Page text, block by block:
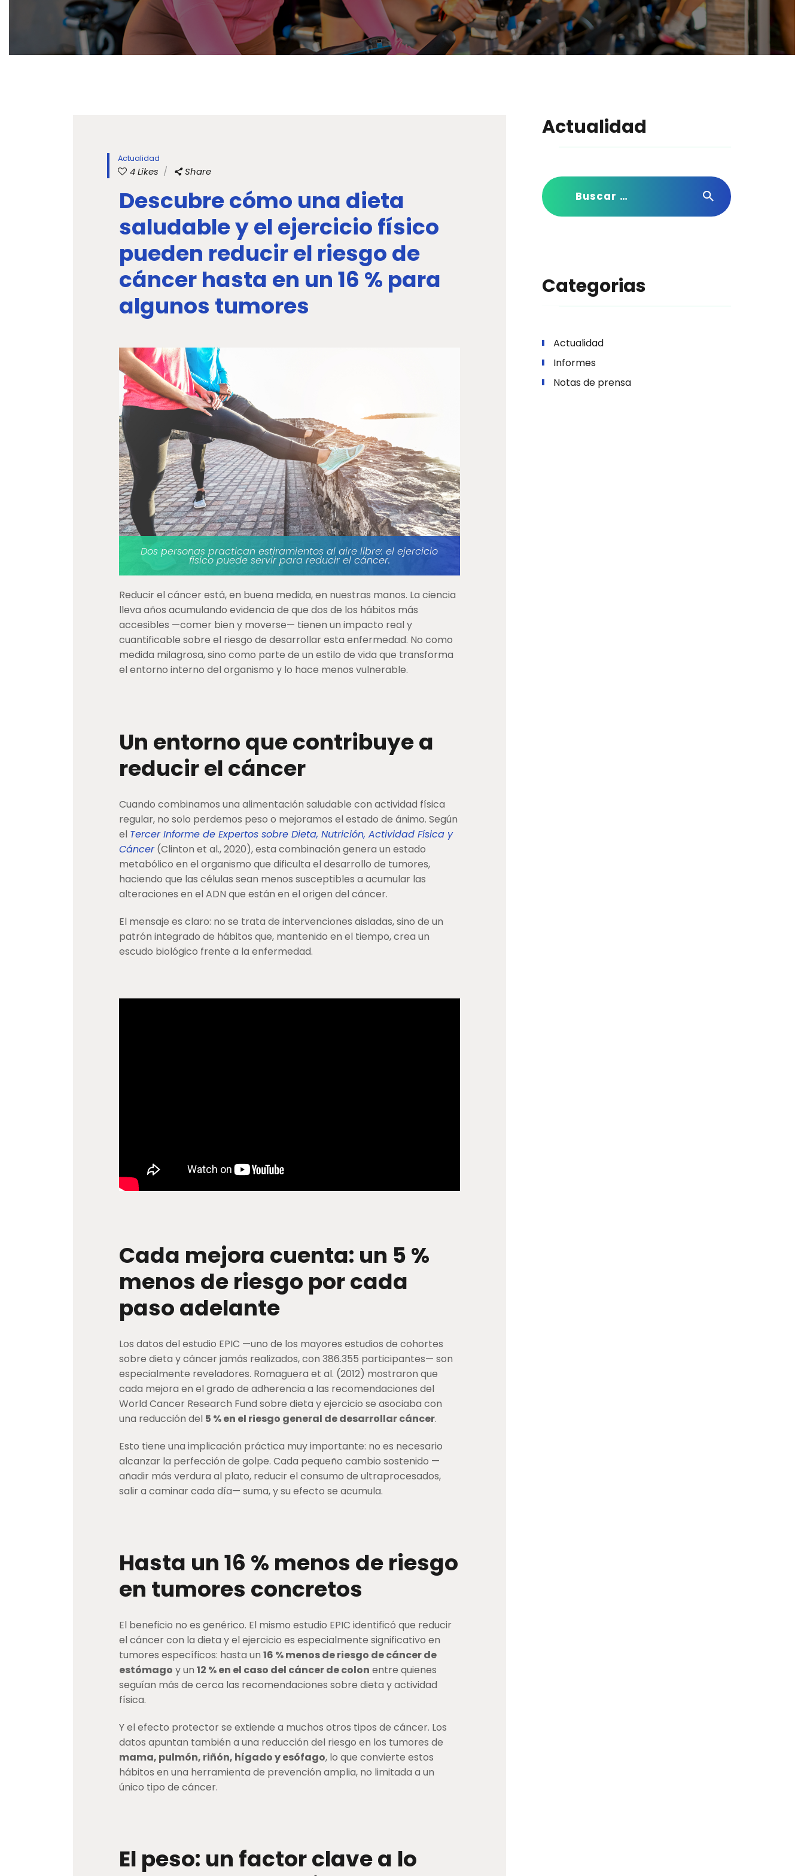
Actualidad
4 Likes Share
Descubre cómo una dieta
saludable y el ejercicio físico
pueden reducir el riesgo de
cáncer hasta en un 16 % para
algunos tumores
Dos personas practican estiramientos al aire libre: el ejercicio
físico puede servir para reducir el cáncer.
Reducir el cáncer está, en buena medida, en nuestras manos. La ciencia
lleva años acumulando evidencia de que dos de los hábitos más
accesibles —comer bien y moverse— tienen un impacto real y
cuantificable sobre el riesgo de desarrollar esta enfermedad. No como
medida milagrosa, sino como parte de un estilo de vida que transforma
el entorno interno del organismo y lo hace menos vulnerable.
Un entorno que contribuye a
reducir el cáncer
Cuando combinamos una alimentación saludable con actividad física
regular, no solo perdemos peso o mejoramos el estado de ánimo. Según
el Tercer Informe de Expertos sobre Dieta, Nutrición, Actividad Física y
Cáncer(Clinton et al., 2020), esta combinación genera un estado
metabólico en el organismo que dificulta el desarrollo de tumores,
haciendo que las células sean menos susceptibles a acumular las
alteraciones en el ADN que están en el origen del cáncer.
El mensaje es claro: no se trata de intervenciones aisladas, sino de un
patrón integrado de hábitos que, mantenido en el tiempo, crea un
escudo biológico frente a la enfermedad.
Cada mejora cuenta: un 5 %
menos de riesgo por cada
paso adelante
Los datos del estudio EPIC —uno de los mayores estudios de cohortes
sobre dieta y cáncer jamás realizados, con 386.355 participantes— son
especialmente reveladores. Romaguera et al. (2012) mostraron que
cada mejora en el grado de adherencia a las recomendaciones del
World Cancer Research Fund sobre dieta y ejercicio se asociaba con
una reducción del 5 % en el riesgo general de desarrollar cáncer.
Esto tiene una implicación práctica muy importante: no es necesario
alcanzar la perfección de golpe. Cada pequeño cambio sostenido —
añadir más verdura al plato, reducir el consumo de ultraprocesados,
salir a caminar cada día— suma, y su efecto se acumula.
Hasta un 16 % menos de riesgo
en tumores concretos
El beneficio no es genérico. El mismo estudio EPIC identificó que reducir
el cáncer con la dieta y el ejercicio es especialmente significativo en
tumores específicos: hasta un 16 % menos de riesgo de cáncer de
estómago y un 12 % en el caso del cáncer de colon entre quienes
seguían más de cerca las recomendaciones sobre dieta y actividad
física.
Y el efecto protector se extiende a muchos otros tipos de cáncer. Los
datos apuntan también a una reducción del riesgo en los tumores de
mama, pulmón, riñón, hígado y esófago, lo que convierte estos
hábitos en una herramienta de prevención amplia, no limitada a un
único tipo de cáncer.
El peso: un factor clave a lo
Actualidad
Buscar:
Categorias
Actualidad
Informes
Notas de prensa